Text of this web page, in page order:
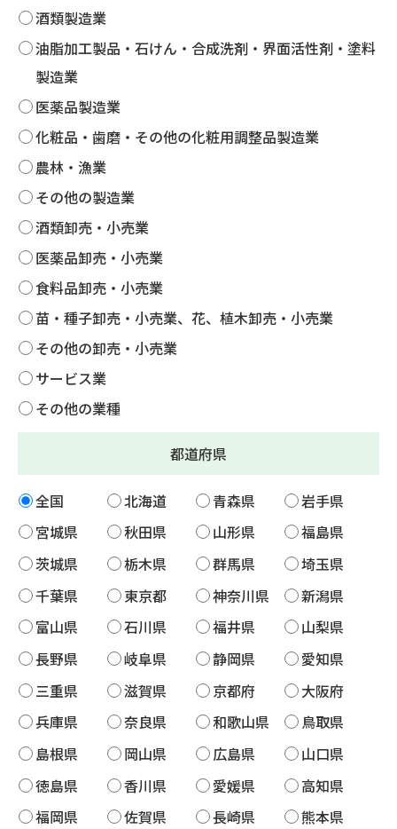
酒類製造業
油脂加工製品・石けん・合成洗剤・界面活性剤・塗料
製造業
医薬品製造業
化粧品・歯磨・その他の化粧用調整品製造業
農林・漁業
その他の製造業
酒類卸売・小売業
医薬品卸売・小売業
食料品卸売・小売業
苗・種子卸売・小売業、花、植木卸売・小売業
その他の卸売・小売業
サービス業
その他の業種
都道府県
全国 北海道 青森県
岩手県
宮城県
秋田県 山形県
福島県
茨城県
栃木県 群馬県
埼玉県
千葉県
東京都 神奈川県
新潟県
富山県
石川県 福井県
山梨県
長野県
岐阜県 静岡県
愛知県
三重県
滋賀県 京都府
大阪府
兵庫県
奈良県 和歌山県
鳥取県
島根県
岡山県 広島県
山口県
徳島県
香川県 愛媛県
高知県
福岡県
佐賀県 長崎県
熊本県